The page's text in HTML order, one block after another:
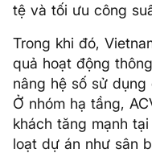
tệ và tối ưu công
Trong khi đó,
quả hoạt động
nâng hệ số sử
Ở nhóm hạ tầng,
khách tăng mạnh
loạt dự án như sân